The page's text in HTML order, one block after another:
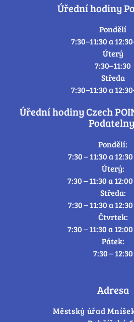
Úřední hodiny
Pondělí
7:30–11:30 a
Úterý
7:30–11:30
Středa
7:30–11:30 a
Úřední hodiny Czech
Pondělí:
7:30 – 11:30 a
Úterý:
7:30 – 11:30 a
Středa:
7:30 – 11:30 a
Čtvrtek:
7:30 – 11:30 a
Pátek:
7:30 – 12:30
Adresa
Městský úřad